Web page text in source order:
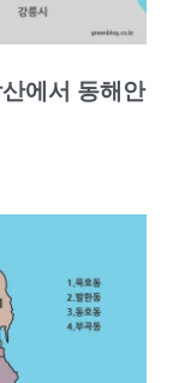
에서 동해안